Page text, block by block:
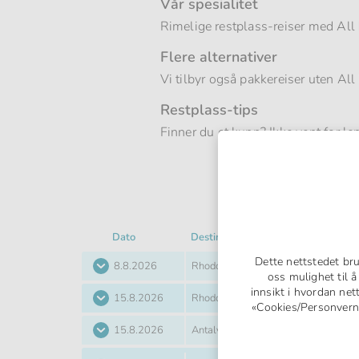
Vår spesialitet
Rimelige restplass-reiser med All
Flere alternativer
Vi tilbyr også pakkereiser uten
Restplass-tips
Finner du et kupp? Ikke vent for
Dato Destinasjon
Dato
8.8.2026 Destinasjon
Rhodos (Hellas) Hotell
Fly
Dato
15.8.2026 Destinasjon
Rhodos (Hellas) Hotell
Fly
Dato
15.8.2026 Destinasjon
Antalya (Tyrkia)
Dette nettstedet
oss mulighet til å
innsikt i hvordan
«Cookies/